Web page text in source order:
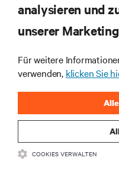
Themen der
und
Rechenzentrums-
analysieren und
unserer
Für weitere
verwenden, klicken Sie
COOKIES VERWALTEN